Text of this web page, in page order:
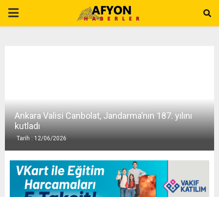
P
AAnkara Valisi Canbolat, Jandarma’nın 187. yılını
kutladı
Tarih : 12/06/2026